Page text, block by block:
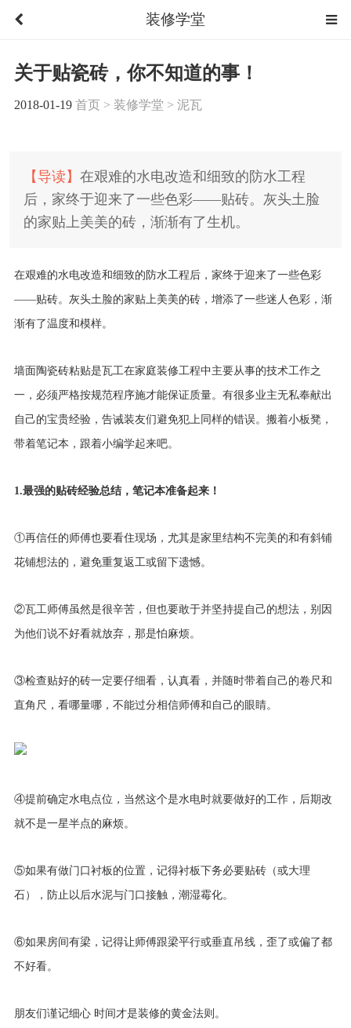
装修学堂
关于贴瓷砖，你不知道的事！
2018-01-19 首页 > 装修学堂 > 泥瓦
【导读】 在艰难的水电改造和细致的防水工程
后，家终于迎来了一些色彩——贴砖。灰头土脸
的家贴上美美的砖，渐渐有了生机。
在艰难的水电改造和细致的防水工程后，家终于迎来了一些色彩
——贴砖。灰头土脸的家贴上美美的砖，增添了一些迷人色彩，渐
渐有了温度和模样。
墙面陶瓷砖粘贴是瓦工在家庭装修工程中主要从事的技术工作之
一，必须严格按规范程序施才能保证质量。有很多业主无私奉献出
自己的宝贵经验，告诫装友们避免犯上同样的错误。搬着小板凳，
带着笔记本，跟着小编学起来吧。
1.最强的贴砖经验总结，笔记本准备起来！
①再信任的师傅也要看住现场，尤其是家里结构不完美的和有斜铺
花铺想法的，避免重复返工或留下遗憾。
②瓦工师傅虽然是很辛苦，但也要敢于并坚持提自己的想法，别因
为他们说不好看就放弃，那是怕麻烦。
③检查贴好的砖一定要仔细看，认真看，并随时带着自己的卷尺和
直角尺，看哪量哪，不能过分相信师傅和自己的眼睛。
④提前确定水电点位，当然这个是水电时就要做好的工作，后期改
就不是一星半点的麻烦。
⑤如果有做门口衬板的位置，记得衬板下务必要贴砖（或大理
石），防止以后水泥与门口接触，潮湿霉化。
⑥如果房间有梁，记得让师傅跟梁平行或垂直吊线，歪了或偏了都
不好看。
朋友们谨记细心 时间才是装修的黄金法则。